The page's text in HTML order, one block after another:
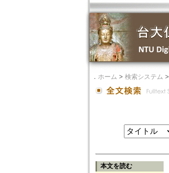
． ホーム > 検索システム >
本文を読む